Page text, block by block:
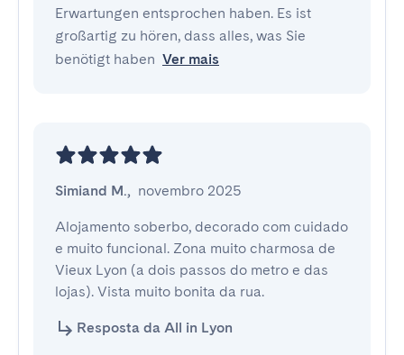
Erwartungen entsprochen haben. Es ist
großartig zu hören, dass alles, was Sie
benötigt haben Ver mais
Simiand M., novembro 2025
Alojamento soberbo, decorado com cuidado
e muito funcional. Zona muito charmosa de
Vieux Lyon (a dois passos do metro e das
lojas). Vista muito bonita da rua.
Resposta da All in Lyon